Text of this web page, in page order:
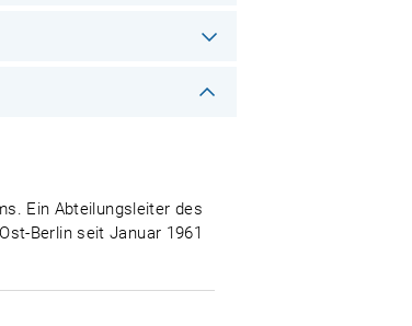
Ein Abteilungsleiter des
Berlin seit Januar 1961